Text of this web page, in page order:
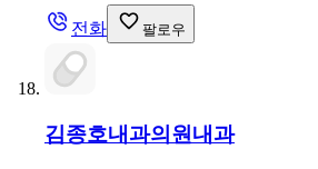
전화 팔로우
김종호내과의원 내과